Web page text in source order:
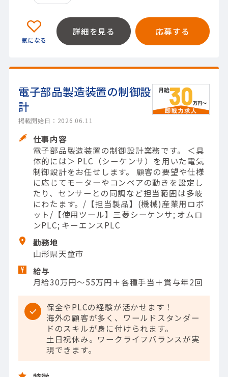
詳細を見る 応募する
電子部品製造装置の制御設
計
掲載開始日：2026.06.11
仕事内容
電子部品製造装置の制御設計業務です。 ＜具
体的には＞ PLC（シーケンサ）を用いた電気
制御設計をお任せします。 顧客の要望や仕様
に応じてモーターやコンベアの動きを設定し
たり、センサーとの同調など担当範囲は多岐
にわたます。/【担当製品】(機械)産業用ロボ
ット/【使用ツール】三菱シーケンサ; オムロ
ンPLC; キーエンスPLC
勤務地
山形県天童市
給与
月給30万円～55万円＋各種手当＋賞与年2回
保全やPLCの経験が活かせます！
海外の顧客が多く、ワールドスタンダー
ドのスキルが身に付けられます。
土日祝休み。ワークライフバランスが実
現できます。